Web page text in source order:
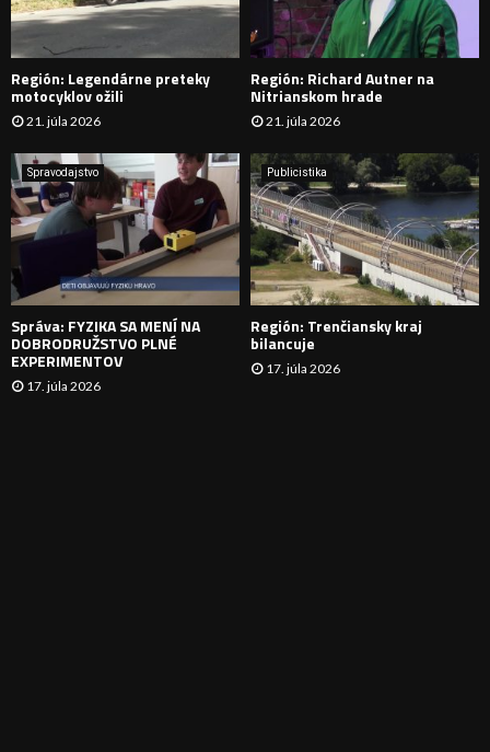
D
A
N
I
E
Región: Legendárne preteky
motocyklov ožili
21. júla 2026
Región: Richard Autner na
Nitrianskom hrade
21. júla 2026
Spravodajstvo
Správa: FYZIKA SA MENÍ NA
DOBRODRUŽSTVO PLNÉ
EXPERIMENTOV
17. júla 2026
Publicistika
Región: Trenčiansky kraj
bilancuje
17. júla 2026